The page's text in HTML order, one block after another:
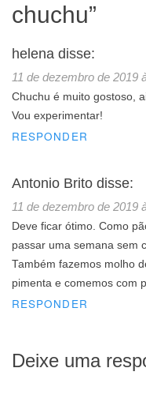
chuchu”
helena disse:
11 de dezembro de 2019
Chuchu é muito gostoso,
Vou experimentar!
RESPONDER
Antonio Brito disse:
11 de dezembro de 2019
Deve ficar ótimo. Como
passar uma semana sem
Também fazemos molho
pimenta e comemos com
RESPONDER
Deixe uma